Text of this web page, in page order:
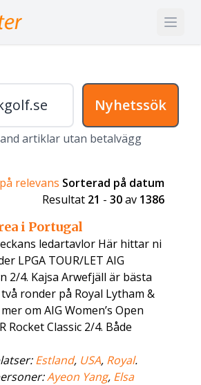
Nyhetssök
artiklar utan betalvägg
relevans Sorterad på datum
Resultat 21 - 30av 1386
i Portugal
ledartavlor Här hittar ni
LPGA TOUR/LET AIG
2/4. Kajsa Arwefjäll är bästa
ronder på Royal Lytham &
om AIG Women’s Open
Rocket Classic 2/4. Både
Estland, USA, Royal.
Ayeon Yang, Elsa